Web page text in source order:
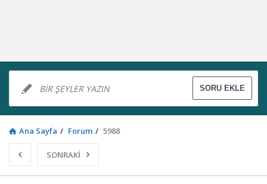
Ana Sayfa / Forum / 5988
SONRAKİ